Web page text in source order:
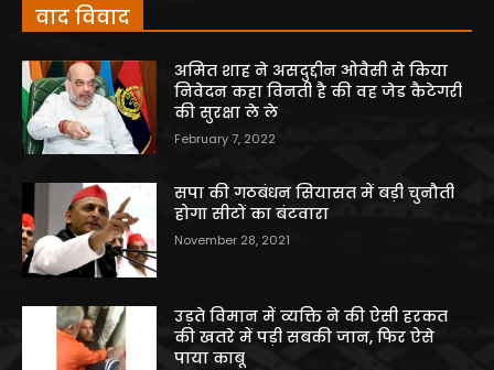
वाद विवाद
अमित शाह ने असदुद्दीन ओवैसी से किया
निवेदन कहा विनती है की वह जेड कैटेगरी
की सुरक्षा ले ले
February 7, 2022
सपा की गठबंधन सियासत में बड़ी चुनौती
होगा सीटों का बंटवारा
November 28, 2021
उड़ते विमान में व्यक्ति ने की ऐसी हरकत
की खतरे में पड़ी सबकी जान, फिर ऐसे
पाया काबू